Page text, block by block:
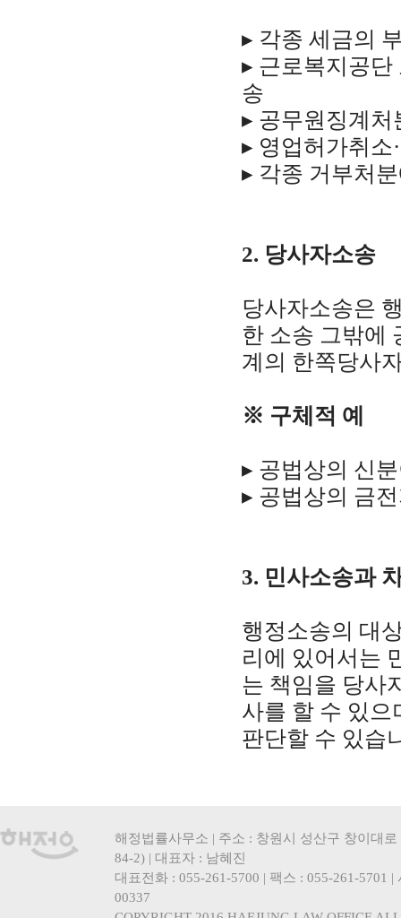
▸ 각종 세금의
▸ 근로복지공단
송
▸ 공무원징계처
▸ 영업허가취소
▸ 각종 거부처
2. 당사자소송
당사자소송은
한 소송 그밖에
계의 한쪽당사
※ 구체적 예
▸ 공법상의 신
▸ 공법상의 금
3. 민사소송과
행정소송의 대
리에 있어서는
는 책임을 당사
사를 할 수 있
판단할 수 있습
해정법률사무소 | 주소 : 창원시 성산구 창이대
84-2) | 대표자 : 남혜진
대표전화 : 055-261-5700 | 팩스 : 055-261-5701
00337